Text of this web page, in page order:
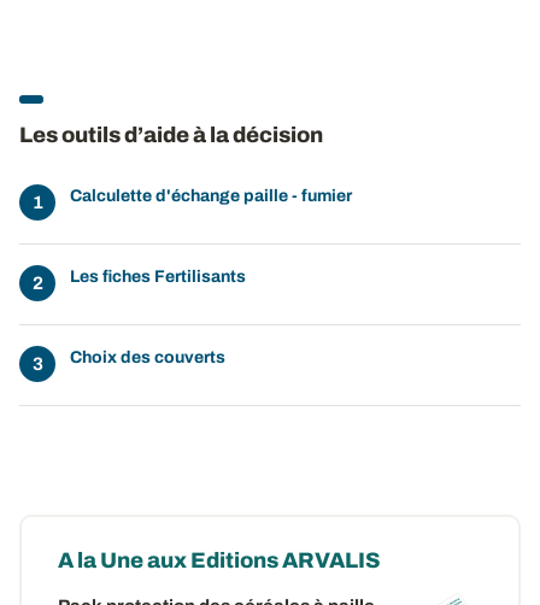
Les outils d’aide à la décision
Calculette d'échange paille - fumier
Les fiches Fertilisants
Choix des couverts
A la Une aux Editions ARVALIS